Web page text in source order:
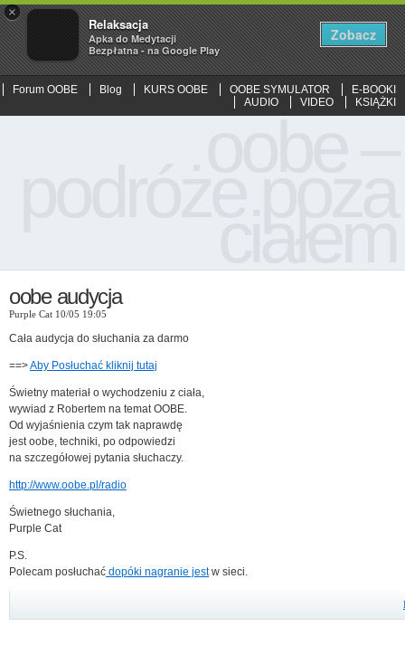
×
Relaksacja
Apka do Medytacji
Bezpłatna - na Google Play
Zobacz
Forum OOBE Blog KURS OOBE OOBE SYMULATOR
E-BOOKI
AUDIO
VIDEO KSIĄŻKI
oobe audycja
Purple Cat 10/05 19:05
Cała audycja do słuchania za darmo
==>Aby Posłuchać kliknij tutaj
Świetny materiał o wychodzeniu z ciała,
wywiad z Robertem na temat OOBE.
Od wyjaśnienia czym tak naprawdę
jest oobe, techniki, po odpowiedzi
na szczegółowej pytania słuchaczy.
http://www.oobe.pl/radio
Świetnego słuchania,
Purple Cat
P.S.
Polecam posłuchać dopóki nagranie jestw sieci.